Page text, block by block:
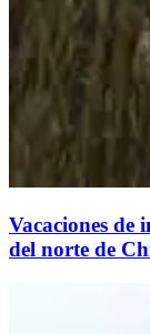
Vacaciones de
del norte de